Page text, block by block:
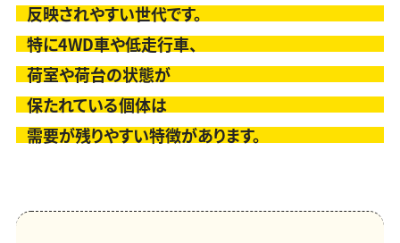
反映されやすい世代です。
特に4WD車や低走行車、
荷室や荷台の状態が
保たれている個体は
需要が残りやすい特徴があります。